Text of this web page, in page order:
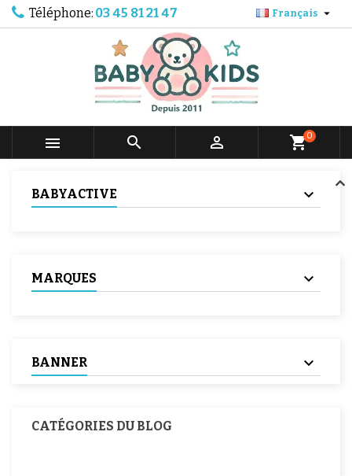
Téléphone: 03 45 81 21 47 Français 
   shopping_cart0
BABYACTIVE
MARQUES
BANNER
CATÉGORIES DU BLOG